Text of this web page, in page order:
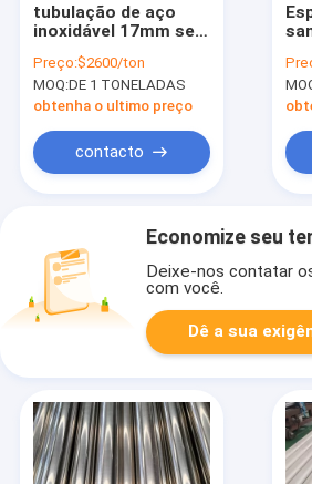
tubulação de aço
inoxidável 17mm sem
18mm 16mm para
terminar 304 316
Preço:$2600/ton
MOQ:DE 1 TONELADAS
obtenha o ultimo preço
contacto
Economize seu
Deixe-nos contatar
com você.
Dê a sua